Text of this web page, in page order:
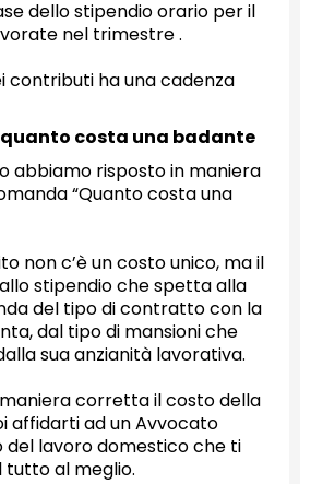
dello stipendio orario per il
nel trimestre .
contributi ha una cadenza
costa una badante
abbiamo risposto in maniera
“Quanto costa una
non c’è un costo unico, ma il
stipendio che spetta alla
del tipo di contratto con la
dal tipo di mansioni che
sua anzianità lavorativa.
corretta il costo della
affidarti ad un Avvocato
lavoro domestico che ti
tutto al meglio.